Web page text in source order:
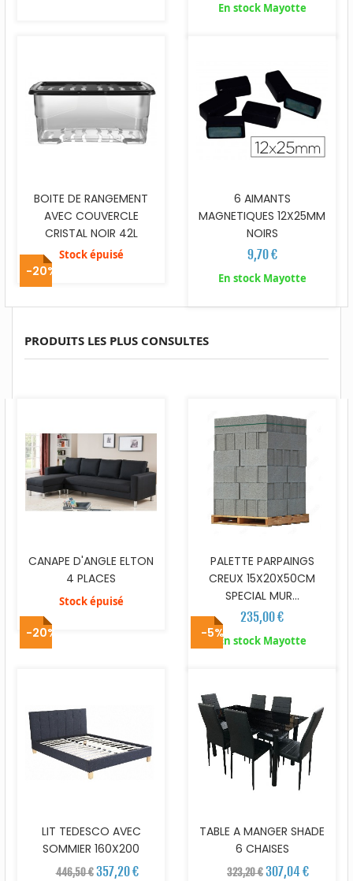
En stock Mayotte
BOITE DE RANGEMENT
AVEC COUVERCLE
CRISTAL NOIR 42L
Stock épuisé
6 AIMANTS
MAGNETIQUES 12X25MM
NOIRS
9,70 €
En stock Mayotte
PRODUITS LES PLUS CONSULTES
-20%
CANAPE D'ANGLE ELTON
4 PLACES
Stock épuisé
PALETTE PARPAINGS
CREUX 15X20X50CM
SPECIAL MUR...
235,00 €
En stock Mayotte
-20%
LIT TEDESCO AVEC
SOMMIER 160X200
446,50 € 357,20 €
-5%
TABLE A MANGER SHADE
6 CHAISES
323,20 €307,04 €